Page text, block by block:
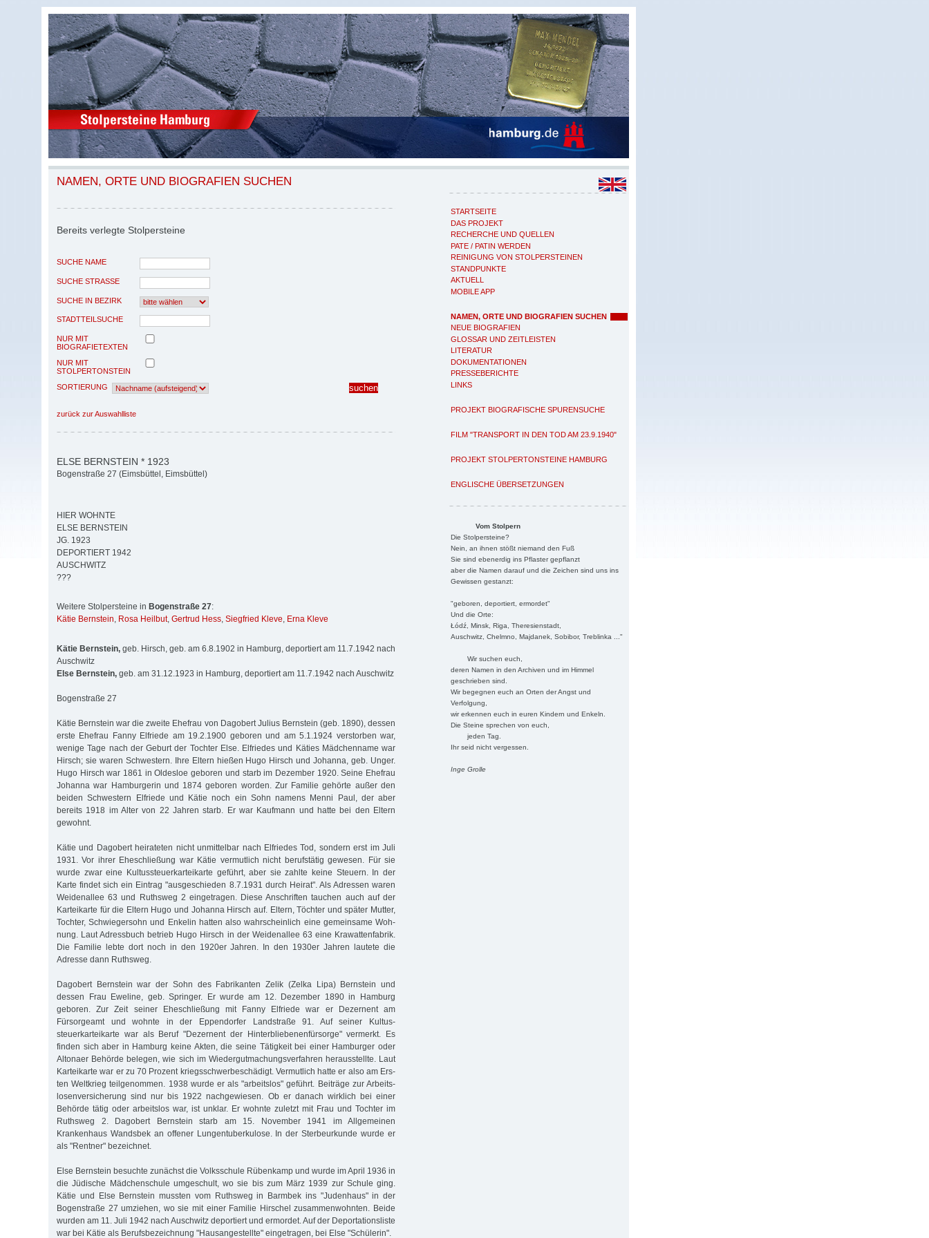
STARTSEITE
DAS PROJEKT
RECHERCHE UND QUELLEN
PATE / PATIN WERDEN
REINIGUNG VON STOLPERSTEINEN
STANDPUNKTE
AKTUELL
MOBILE APP
NAMEN, ORTE UND BIOGRAFIEN SUCHEN
NEUE BIOGRAFIEN
GLOSSAR UND ZEITLEISTEN
LITERATUR
DOKUMENTATIONEN
PRESSEBERICHTE
LINKS
PROJEKT BIOGRAFISCHE SPURENSUCHE
FILM "TRANSPORT IN DEN TOD AM 23.9.1940"
PROJEKT STOLPERTONSTEINE HAMBURG
ENGLISCHE ÜBERSETZUNGEN
Vom Stolpern
Die Stolpersteine?
Nein, an ihnen stößt niemand den Fuß
Sie sind ebenerdig ins Pflaster gepflanzt
aber die Namen darauf und die Zeichen sind uns ins
Gewissen gestanzt:
"geboren, deportiert, ermordet"
Und die Orte:
Łódź, Minsk, Riga, Theresienstadt,
Auschwitz, Chelmno, Majdanek, Sobibor, Treblinka ..."
Wir suchen euch,
deren Namen in den Archiven und im Himmel
geschrieben sind.
Wir begegnen euch an Orten der Angst und
Verfolgung,
wir erkennen euch in euren Kindern und Enkeln.
Die Steine sprechen von euch,
jeden Tag.
Ihr seid nicht vergessen.
Inge Grolle
NAMEN, ORTE UND BIOGRAFIEN SUCHEN
Bereits verlegte Stolpersteine
SUCHE NAME
SUCHE STRASSE
SUCHE IN BEZIRK
STADTTEILSUCHE
NUR MIT
BIOGRAFIETEXTEN
NUR MIT
STOLPERTONSTEIN
SORTIERUNG
zurück zur Auswahlliste
ELSE BERNSTEIN * 1923
Bogenstraße 27 (Eimsbüttel, Eimsbüttel)
HIER WOHNTE
ELSE BERNSTEIN
JG. 1923
DEPORTIERT 1942
AUSCHWITZ
???
Weitere Stolpersteine in Bogenstraße 27:
Kätie Bernstein, Rosa Heilbut, Gertrud Hess, Siegfried Kleve, Erna Kleve
Kätie Bernstein, geb. Hirsch, geb. am 6.8.1902 in Hamburg, deportiert am 11.7.1942 nach
Auschwitz
Else Bernstein, geb. am 31.12.1923 in Hamburg, deportiert am 11.7.1942 nach Auschwitz
Bogenstraße 27
Kätie Bernstein war die zweite Ehefrau von Dagobert Julius Bernstein (geb. 1890), dessen
erste Ehefrau Fanny Elfriede am 19.2.1900 geboren und am 5.1.1924 verstorben war,
wenige Tage nach der Geburt der Tochter Else. Elfriedes und Käties Mädchenname war
Hirsch; sie waren Schwestern. Ihre Eltern hießen Hugo Hirsch und Johanna, geb. Unger.
Hugo Hirsch war 1861 in Oldesloe geboren und starb im Dezember 1920. Seine Ehefrau
Jo­hanna war Hamburgerin und 1874 geboren worden. Zur Familie gehörte außer den
beiden Schwestern Elfriede und Kätie noch ein Sohn namens Menni Paul, der aber
bereits 1918 im Alter von 22 Jahren starb. Er war Kauf­mann und hatte bei den Eltern
gewohnt.
Kätie und Dagobert heirateten nicht un­mittelbar nach Elfriedes Tod, sondern erst im Juli
1931. Vor ihrer Eheschließung war Kätie vermutlich nicht berufstätig gewesen. Für sie
wurde zwar eine Kultus­steuer­kartei­karte geführt, aber sie zahlte keine Steuern. In der
Karte findet sich ein Eintrag "ausgeschieden 8.7.1931 durch Heirat". Als Adressen waren
Weidenallee 63 und Ruthsweg 2 eingetragen. Diese An­schrif­ten tauchen auch auf der
Kar­tei­karte für die Eltern Hugo und Johanna Hirsch auf. Eltern, Töchter und später Mut­ter,
Toch­ter, Schwie­ger­sohn und En­kelin hatten also wahr­scheinlich eine ge­meinsame Woh­­
nung. Laut Adress­­buch be­­t­rieb Hugo Hirsch in der Wei­den­allee 63 eine Kra­wat­­tenfa­brik.
Die Fa­milie leb­te dort noch in den 1920er Jah­ren. In den 1930er Jah­ren lautete die
Adresse dann Ruths­weg.
Dagobert Bernstein war der Sohn des Fa­brikanten Zelik (Zelka Lipa) Bern­stein und
dessen Frau Eweline, geb. Springer. Er wurde am 12. De­zember 1890 in Ham­burg
geboren. Zur Zeit seiner Ehe­schlie­ßung mit Fanny Elfrie­de war er De­zer­nent am
Fürsorgeamt und wohnte in der Eppen­­dorfer Landstraße 91. Auf seiner Kultus­
steuerkarteikarte war als Beruf "Dezernent der Hinter­blie­be­nen­fürsorge" vermerkt. Es
finden sich aber in Hamburg keine Akten, die seine Tätigkeit bei einer Ham­burger oder
Altonaer Behörde belegen, wie sich im Wieder­gut­machungsverfahren herausstellte. Laut
Karteikarte war er zu 70 Prozent kriegsschwerbeschädigt. Vermutlich hatte er also am Ers­
ten Weltkrieg teilgenommen. 1938 wurde er als "ar­beitslos" geführt. Beiträge zur Arbeits­
losen­versicherung sind nur bis 1922 nachgewiesen. Ob er danach wirklich bei einer
Behörde tätig oder arbeitslos war, ist unklar. Er wohnte zuletzt mit Frau und Tochter im
Ruthsweg 2. Dagobert Bernstein starb am 15. No­vember 1941 im Allgemeinen
Krankenhaus Wandsbek an offener Lungentuberkulose. In der Sterbeurkunde wurde er
als "Rentner" bezeichnet.
Else Bernstein besuchte zunächst die Volksschule Rübenkamp und wurde im April 1936 in
die Jüdische Mädchenschule umgeschult, wo sie bis zum März 1939 zur Schule ging.
Kätie und Else Bernstein mussten vom Ruthsweg in Barmbek ins "Judenhaus" in der
Bogenstraße 27 umziehen, wo sie mit einer Familie Hirschel zusammenwohnten. Beide
wurden am 11. Juli 1942 nach Auschwitz deportiert und ermordet. Auf der Deportationsliste
war bei Kätie als Berufsbezeichnung "Hausangestellte" eingetragen, bei Else "Schülerin".